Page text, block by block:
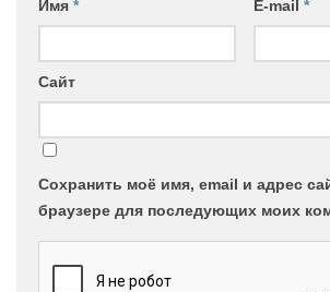
Имя * E-mail *
Сайт
Сохранить моё имя, email и адрес
браузере для последующих моих